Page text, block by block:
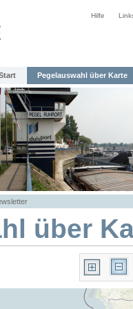
Hilfe
Pegelauswahl über Karte
über